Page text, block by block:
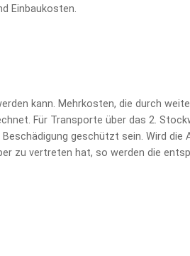
Einbaukosten.
kann. Mehrkosten, die durch
Für Transporte über das 2.
geschützt sein. Wird die
zu vertreten hat, so werden die